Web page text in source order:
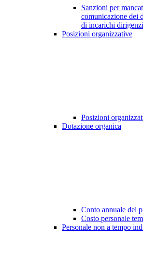
Sanzioni per
comunicazione dei
di incarichi
Posizioni organizzative
Posizioni
Dotazione organica
Conto annuale del
Costo personale
Personale non a tempo